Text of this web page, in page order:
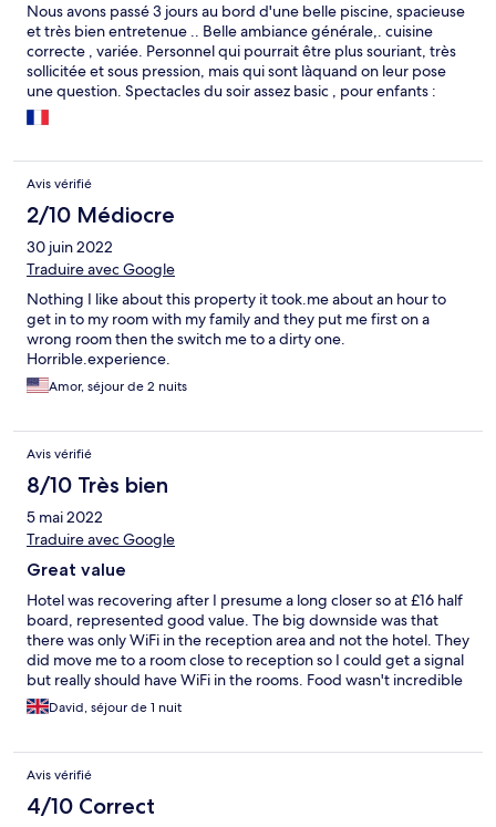
Nous avons passé 3 jours au bord d'une belle piscine, spacieuse
et très bien entretenue .. Belle ambiance générale,. cuisine
correcte , variée. Personnel qui pourrait être plus souriant, très
sollicitée et sous pression, mais qui sont làquand on leur pose
une question. Spectacles du soir assez basic , pour enfants :
amlusants ! Bref séjour à recommander !!!
Avis vérifié
2/10 Médiocre
30 juin 2022
Traduire avec Google
Nothing I like about this property it took.me about an hour to
get in to my room with my family and they put me first on a
wrong room then the switch me to a dirty one.
Horrible.experience.
Amor, séjour de 2 nuits
Avis vérifié
8/10 Très bien
5 mai 2022
Traduire avec Google
Great value
Hotel was recovering after I presume a long closer so at £16 half
board, represented good value. The big downside was that
there was only WiFi in the reception area and not the hotel. They
did move me to a room close to reception so I could get a signal
but really should have WiFi in the rooms. Food wasn't incredible
but can't complain for the price. Lack of plug sockets.
David, séjour de 1 nuit
Avis vérifié
4/10 Correct